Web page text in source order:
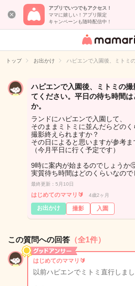
アプリでいつでもアクセス！
ママに嬉しい！アプリ限定
キャンペーンも随時配信中！
女性専用匿名QA
イト
トップ お出かけ ハピエンで入園後、ミトミ
ハピエンで入園後、ミトミの撮
てください。平日の待ち時間は
か。
ランドにハピエンで入園して、
そのままミトミに並んだらどのく
撮影終えられますか？
その日によると思いますが参考ま
（今月平日に行く予定です）
9時に案内が始まるのでしょうか
実質待ち時間はどのくらいなので
最終更新：5月10日
はじめてのママリ🔰 4歳2ヶ月
お出かけ 撮影 入園
この質問への回答 （全1件）
はじめてのママリ🔰
以前ハピエンでミトミ直行しまし